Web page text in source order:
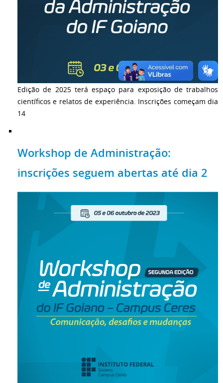
Edição de 2025 terá espaço para exposição de trabalhos
científicos e relatos de experiência. Inscrições começam dia
14
Workshop de Administração:
inscrições seguem abertas até dia 2